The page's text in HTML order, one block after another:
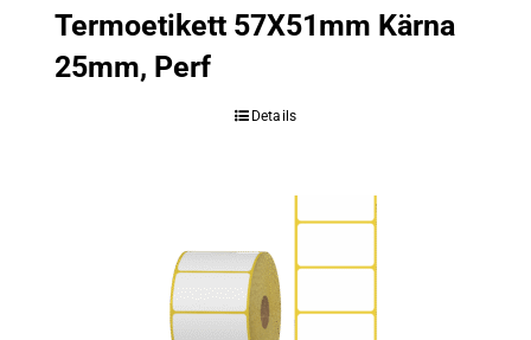
Termoetikett 57X51mm Kärna
25mm, Perf
Details